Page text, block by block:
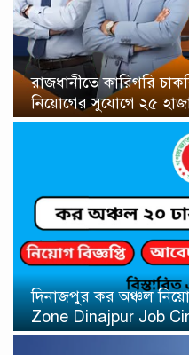
রাজধানীতে কারিগরি
নিয়োগের সুযোগে ২৫
দিনাজপুর কর অঞ্চল
Zone Dinajpur Job